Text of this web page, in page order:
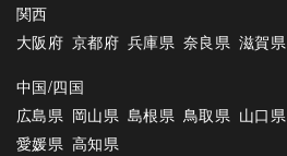
関西
大阪府 京都府 兵庫県 奈良県 滋賀県
中国/四国
広島県 岡山県 島根県 鳥取県 山口県
愛媛県 高知県